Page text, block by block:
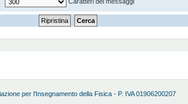
per l'Insegnamento della Fisica - P. IVA 01906200207